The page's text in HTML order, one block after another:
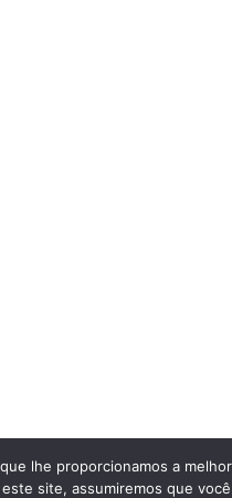
lhe proporcionamos a
este site, assumiremos que